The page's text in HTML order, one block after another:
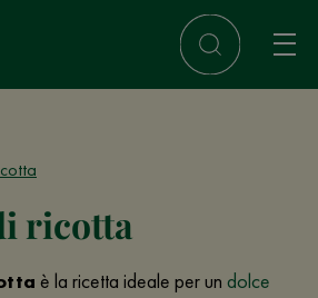
ricotta
è la ricetta ideale per un dolce